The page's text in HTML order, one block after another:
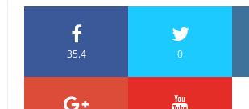
35.4 0